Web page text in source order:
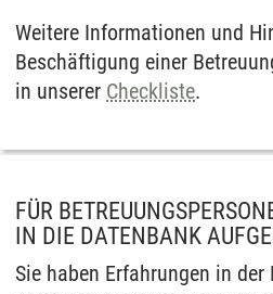
Weitere Informationen und
Beschäftigung einer
in unserer Checkliste.
FÜR
IN DIE DATENBANK
Sie haben Erfahrungen in der